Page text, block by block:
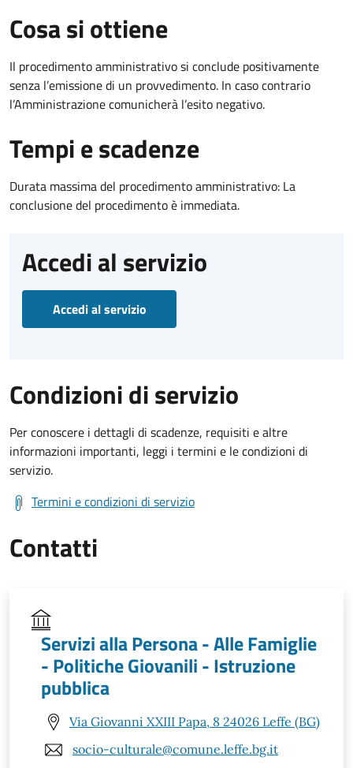
Cosa si ottiene
Il procedimento amministrativo si conclude positivamente
senza l’emissione di un provvedimento. In caso contrario
l’Amministrazione comunicherà l’esito negativo.
Tempi e scadenze
Durata massima del procedimento amministrativo: La
conclusione del procedimento è immediata.
Accedi al servizio
Accedi al servizio
Condizioni di servizio
Per conoscere i dettagli di scadenze, requisiti e altre
informazioni importanti, leggi i termini e le condizioni di
servizio.
Termini e condizioni di servizio
Contatti
Servizi alla Persona - Alle Famiglie
- Politiche Giovanili - Istruzione
pubblica
Via Giovanni XXIII Papa, 8 24026 Leffe (BG)
socio-culturale@comune.leffe.bg.it